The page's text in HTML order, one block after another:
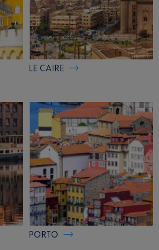
LE CAIRE
PORTO